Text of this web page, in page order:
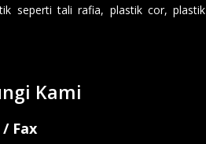
seperti tali rafia, plastik cor, plastik
Kami
Fax